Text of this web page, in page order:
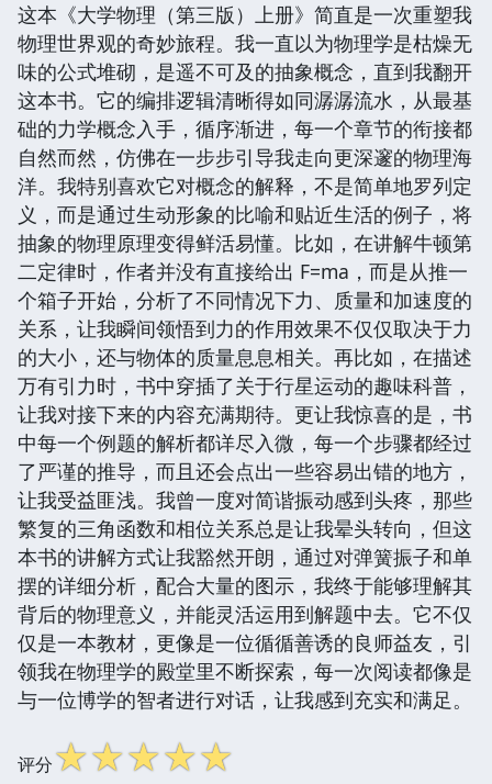
这本《大学物理（第三版）上册》简直是一次重塑我
物理世界观的奇妙旅程。我一直以为物理学是枯燥无
味的公式堆砌，是遥不可及的抽象概念，直到我翻开
这本书。它的编排逻辑清晰得如同潺潺流水，从最基
础的力学概念入手，循序渐进，每一个章节的衔接都
自然而然，仿佛在一步步引导我走向更深邃的物理海
洋。我特别喜欢它对概念的解释，不是简单地罗列定
义，而是通过生动形象的比喻和贴近生活的例子，将
抽象的物理原理变得鲜活易懂。比如，在讲解牛顿第
二定律时，作者并没有直接给出 F=ma，而是从推一
个箱子开始，分析了不同情况下力、质量和加速度的
关系，让我瞬间领悟到力的作用效果不仅仅取决于力
的大小，还与物体的质量息息相关。再比如，在描述
万有引力时，书中穿插了关于行星运动的趣味科普，
让我对接下来的内容充满期待。更让我惊喜的是，书
中每一个例题的解析都详尽入微，每一个步骤都经过
了严谨的推导，而且还会点出一些容易出错的地方，
让我受益匪浅。我曾一度对简谐振动感到头疼，那些
繁复的三角函数和相位关系总是让我晕头转向，但这
本书的讲解方式让我豁然开朗，通过对弹簧振子和单
摆的详细分析，配合大量的图示，我终于能够理解其
背后的物理意义，并能灵活运用到解题中去。它不仅
仅是一本教材，更像是一位循循善诱的良师益友，引
领我在物理学的殿堂里不断探索，每一次阅读都像是
与一位博学的智者进行对话，让我感到充实和满足。
评分☆☆☆☆☆